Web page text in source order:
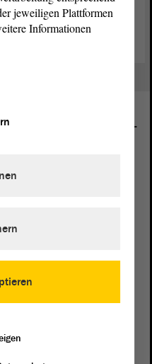
Anhalt-Tag.
Landtag von Sachsen-
jeweiligen Plattformen
Informationen